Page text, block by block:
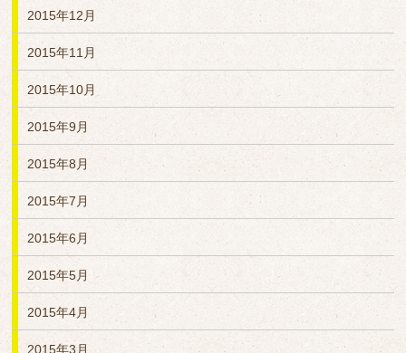
2015年12月
2015年11月
2015年10月
2015年9月
2015年8月
2015年7月
2015年6月
2015年5月
2015年4月
2015年3月